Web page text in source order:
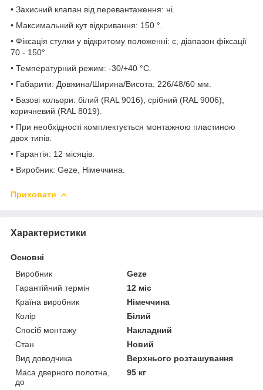
• Захисний клапан від перевантаження: ні.
• Максимальний кут відкривання: 150 °.
• Фіксація стулки у відкритому положенні: є, діапазон фіксації
70 - 150°.
• Температурний режим: -30/+40 °С.
• Габарити: Довжина/Ширина/Висота: 226/48/60 мм.
• Базові кольори: білий (RAL 9016), срібний (RAL 9006),
коричневий (RAL 8019).
• При необхідності комплектується монтажною пластиною
двох типів.
• Гарантія: 12 місяців.
• Виробник: Geze, Німеччина.
Приховати
Характеристики
Основні
Виробник
Geze
Гарантійний термін
12 міс
Країна виробник
Німеччина
Колір
Білий
Спосіб монтажу
Накладний
Стан
Новий
Вид доводчика
Верхнього розташування
Маса дверного полотна,
до
95 кг